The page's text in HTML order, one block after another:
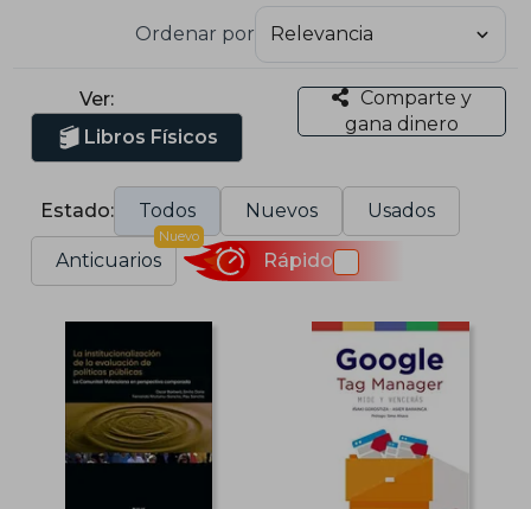
Ordenar por
Ver:
Libros Físicos
Comparte y
gana dinero
Estado: Todos Nuevos Usados
Anticuarios
Nuevo
Rápido